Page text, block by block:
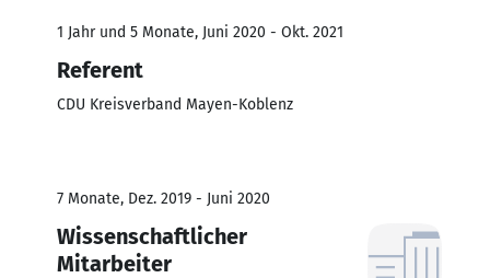
1 Jahr und 5 Monate, Juni 2020 - Okt. 2021
Referent
CDU Kreisverband Mayen-Koblenz
7 Monate, Dez. 2019 - Juni 2020
Wissenschaftlicher
Mitarbeiter